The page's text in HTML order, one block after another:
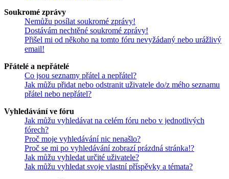
Soukromé zprávy
Nemůžu posílat soukromé zprávy!
Dostávám nechtěné soukromé zprávy!
Přišel mi od někoho na tomto fóru nevyžádaný nebo urážlivý
email!
Přátelé a nepřátelé
Co jsou seznamy přátel a nepřátel?
Jak můžu přidat nebo odstranit uživatele do/z mého seznamu
přátel nebo nepřátel?
Vyhledávání ve fóru
Jak můžu vyhledávat na celém fóru nebo v jednotlivých
fórech?
Proč moje vyhledávání nic nenašlo?
Proč se mi po vyhledávání zobrazí prázdná stránka!?
Jak můžu vyhledat určité uživatele?
Jak můžu vyhledat svoje vlastní příspěvky a témata?